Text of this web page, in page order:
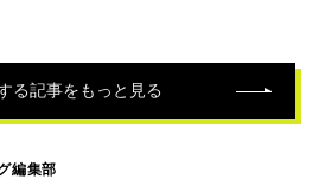
る記事をもっと見る
編集部